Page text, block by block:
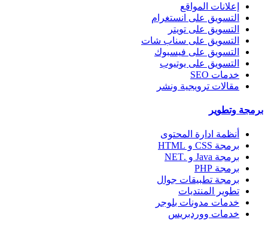
إعلانات المواقع
التسويق على انستغرام
التسويق على تويتر
التسويق على سناب شات
التسويق على فيسبوك
التسويق على يوتيوب
خدمات SEO
مقالات ترويجية ونشر
برمجة وتطوير
أنظمة ادارة المحتوى
برمجة CSS و HTML
برمجة Java و .NET
برمجة PHP
برمجة تطبيقات جوال
تطوير المنتديات
خدمات مدونات بلوجر
خدمات ووردبريس